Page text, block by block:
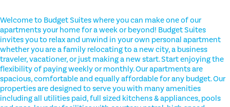
Welcome to Budget Suites where you can make one of our
apartments your home for a week or beyond! Budget Suites
invites you to relax and unwind in your own personal apartment
whether you are a family relocating to a new city, a business
traveler, vacationer, or just making a new start. Start enjoying the
flexibility of paying weekly or monthly. Our apartments are
spacious, comfortable and equally affordable for any budget. Our
properties are designed to serve you with many amenities
including all utilities paid, full sized kitchens & appliances, pools